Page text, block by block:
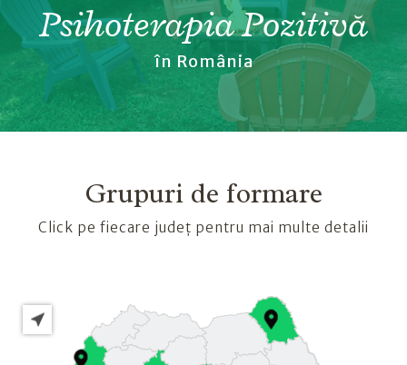
Psihoterapia Pozitivă
în România
Grupuri de formare
Click pe fiecare județ pentru mai multe detalii